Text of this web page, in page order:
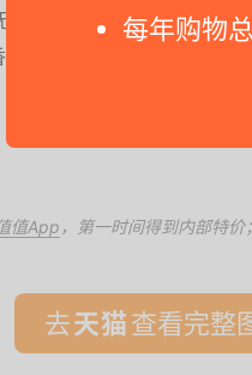
每年购物
环保配方，新生儿和孕妇
久留香
值App ，第一时间得到内部特价
去 查看完整